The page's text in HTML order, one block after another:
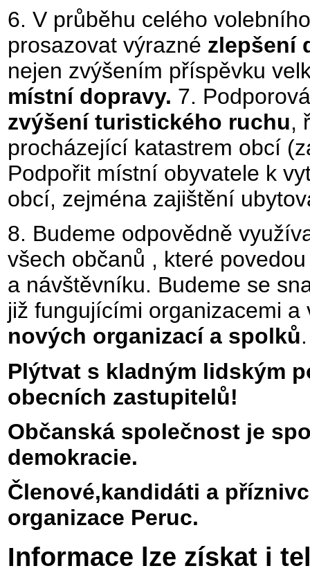
6. V průběhu celého
prosazovat výrazné zlepšení
nejen zvýšením příspěvku
místní dopravy. 7.
zvýšení turistického ruchu,
procházející katastrem obcí
Podpořit místní obyvatele k
obcí, zejména zajištění
8. Budeme odpovědně
všech občanů , které
a návštěvníku. Budeme se
již fungujícími organizacemi
nových organizací a spolků.
Plýtvat s kladným lidským
obecních zastupitelů!
Občanská společnost je
demokracie.
Členové,kandidáti a
organizace Peruc.
Informace lze získat i